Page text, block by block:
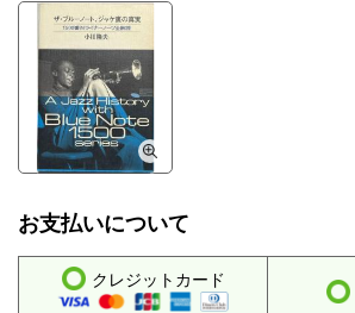
お支払いについて
クレジットカード